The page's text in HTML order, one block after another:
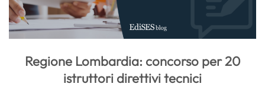
Regione Lombardia: concorso per 20
istruttori direttivi tecnici